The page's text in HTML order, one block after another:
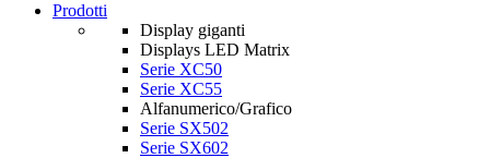
Prodotti
Display giganti
Displays LED Matrix
Serie XC50
Serie XC55
Alfanumerico/Grafico
Serie SX502
Serie SX602